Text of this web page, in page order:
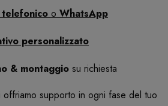
o WhatsApp
personalizzato
& montaggio su richiesta
offriamo supporto in ogni fase del tuo